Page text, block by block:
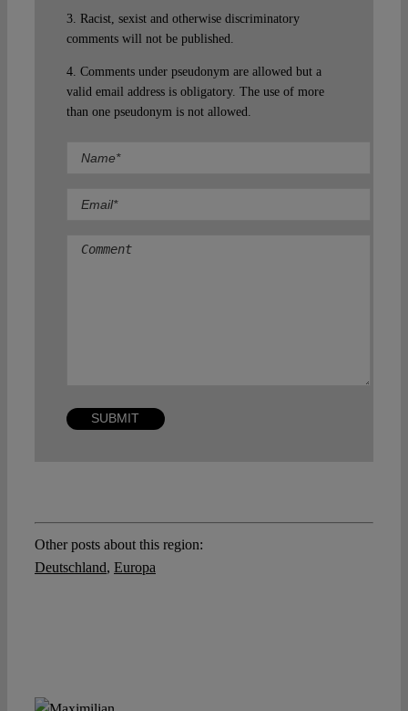
3. Racist, sexist and otherwise discriminatory
comments will not be published.
4. Comments under pseudonym are allowed but a
valid email address is obligatory. The use of more
than one pseudonym is not allowed.
Other posts about this region:
Deutschland, Europa